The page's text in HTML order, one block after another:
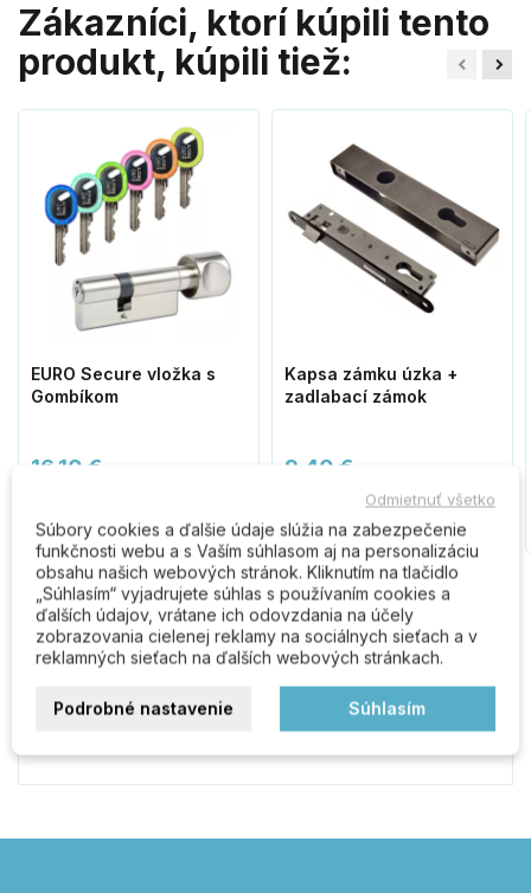
Zákazníci, ktorí kúpili tento
produkt, kúpili tiež:
EURO Secure vložka s
Gombíkom
16,10 €
Kapsa zámku úzka +
zadlabací zámok
9,40 €
Do košíka
Komentáre (0)
Buďte prvý kto napíše recenziu
Odmietnuť všetko
Súbory cookies a ďalšie údaje slúžia na zabezpečenie
funkčnosti webu a s Vaším súhlasom aj na personalizáciu
obsahu našich webových stránok. Kliknutím na tlačidlo
„Súhlasím“ vyjadrujete súhlas s používaním cookies a
ďalších údajov, vrátane ich odovzdania na účely
zobrazovania cielenej reklamy na sociálnych sieťach a v
reklamných sieťach na ďalších webových stránkach.
Podrobné nastavenie Súhlasím